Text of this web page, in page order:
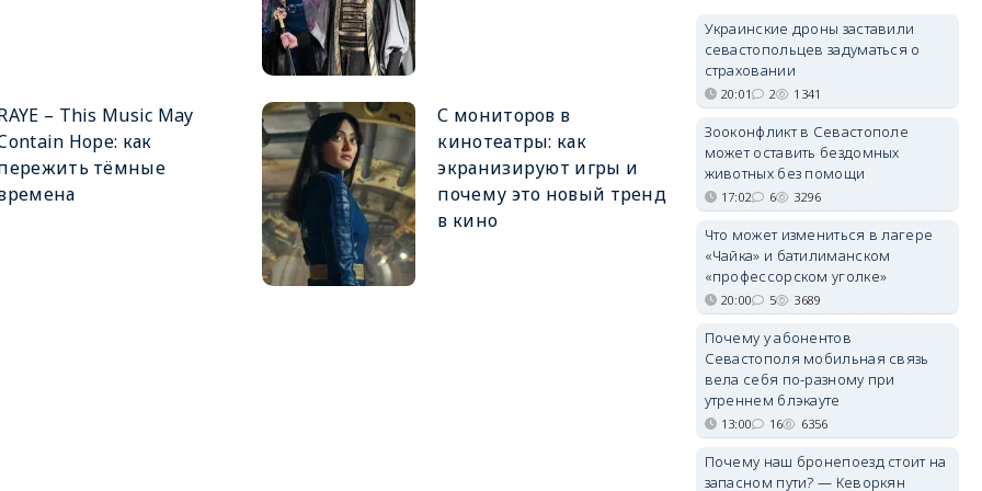
– This Music May
Hope: как
тёмные
С мониторов в
кинотеатры: как
экранизируют игры и
почему это новый тренд
в кино
Украинские дроны заставили
севастопольцев задуматься о
страховании
20:01 2 1341
Зооконфликт в Севастополе
может оставить бездомных
животных без помощи
17:02 6 3296
Что может измениться в лагере
«Чайка» и батилиманском
«профессорском уголке»
20:00 5 3689
Почему у абонентов
Севастополя мобильная связь
вела себя по-разному при
утреннем блэкауте
13:00 16 6356
Почему наш бронепоезд стоит на
запасном пути? — Кеворкян